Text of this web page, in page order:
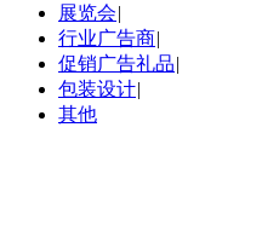
展览会|
行业广告商|
促销广告礼品|
包装设计|
其他